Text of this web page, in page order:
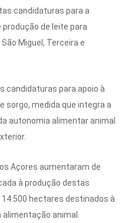
candidaturas para a
de leite para
Miguel, Terceira e
candidaturas para apoio à
sorgo, medida que integra a
autonomia alimentar animal
Açores aumentaram de
à produção destas
hectares destinados à
animal.